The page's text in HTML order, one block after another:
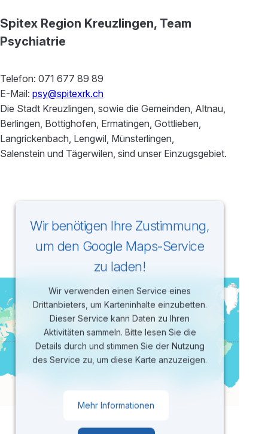
Spitex Region Kreuzlingen, Team
Psychiatrie
Telefon: 071 677 89 89
E-Mail: psy@spitexrk.ch
Die Stadt Kreuzlingen, sowie die Gemeinden, Altnau,
Berlingen, Bottighofen, Ermatingen, Gottlieben,
Langrickenbach, Lengwil, Münsterlingen,
Salenstein und Tägerwilen, sind unser Einzugsgebiet.
Wir benötigen Ihre Zustimmung,
um den Google Maps-Service
zu laden!
Wir verwenden einen Service eines
Drittanbieters, um Karteninhalte einzubetten.
Dieser Service kann Daten zu Ihren
Aktivitäten sammeln. Bitte lesen Sie die
Details durch und stimmen Sie der Nutzung
des Service zu, um diese Karte anzuzeigen.
Mehr Informationen